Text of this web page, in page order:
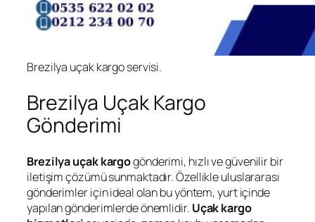
Brezilya uçak kargo servisi.
Brezilya Uçak Kargo
Gönderimi
Brezilya uçak kargogönderimi, hızlı ve güvenilir bir
iletişim çözümü sunmaktadır. Özellikle uluslararası
gönderimler için ideal olan bu yöntem, yurt içinde
yapılan gönderimlerde önemlidir. Uçak kargo